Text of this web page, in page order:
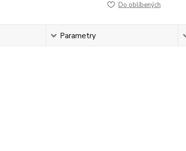
Do oblíbených
Parametry